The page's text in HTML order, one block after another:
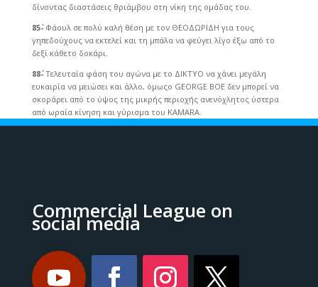
δίνοντας διαστάσεις θριάμβου στη νίκη της ομάδας του.
85΄- Φάουλ σε πολύ καλή θέση με τον ΘΕΟΔΩΡΙΔΗ για τους
γηπεδούχους να εκτελεί και τη μπάλα να φεύγει λίγο έξω από το
δεξί κάθετο δοκάρι.
88΄-Τελευταία φάση του αγώνα με το ΔΙΚΤΥΟ να χάνει μεγάλη
ευκαιρία να μειώσει και άλλο, όμωςο GEORGE BOE δεν μπορεί να
σκοράρει από το ύψος της μικρής περιοχής ανενόχλητος ύστερα
από ωραία κίνηση και γύρισμα του KAMARA.
Commercial League on
social media